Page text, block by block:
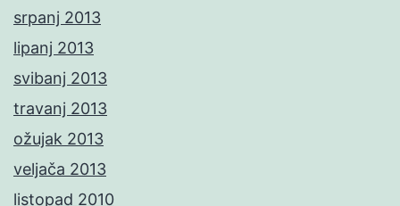
srpanj 2013
lipanj 2013
svibanj 2013
travanj 2013
ožujak 2013
veljača 2013
listopad 2010